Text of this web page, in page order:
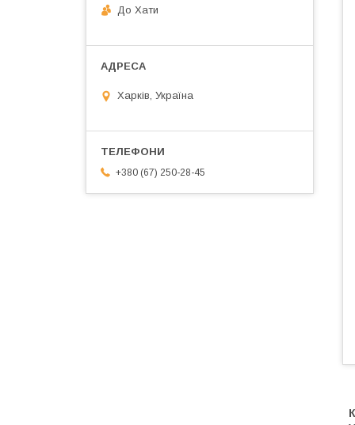
До Хати
Харків, Україна
+380 (67) 250-28-45